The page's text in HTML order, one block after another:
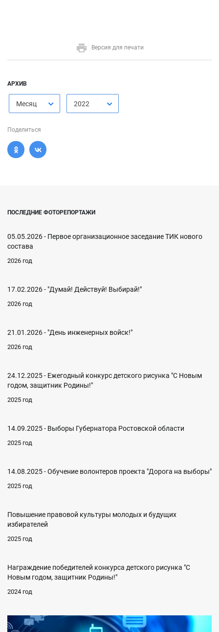
Версия для печати
АРХИВ
Месяц 2022
Поделиться
ПОСЛЕДНИЕ ФОТОРЕПОРТАЖИ
05.05.2026 - Первое организационное заседание ТИК нового
состава
2026 год
17.02.2026 - "Думай! Действуй! Выбирай!"
2026 год
21.01.2026 - "День инженерных войск!"
2026 год
24.12.2025 - Ежегодный конкурс детского рисунка "С Новым
годом, защитник Родины!"
2025 год
14.09.2025 - Выборы Губернатора Ростовской области
2025 год
14.08.2025 - Обучение волонтеров проекта "Дорога на выборы"
2025 год
Повышение правовой культуры молодых и будущих
избирателей
2025 год
Награждение победителей конкурса детского рисунка "С
Новым годом, защитник Родины!"
2024 год